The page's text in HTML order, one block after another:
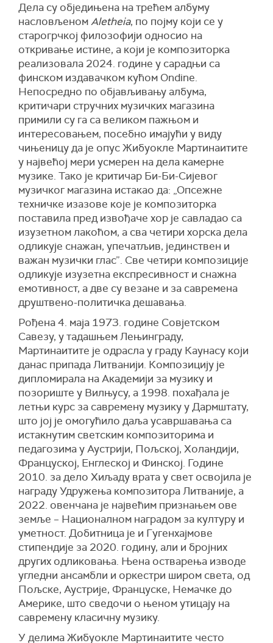
Дела су обједињена на трећем албуму
насловљеномAletheia, по појму који се у
старогрчкој филозофији односио на
откривање истине, а који је композиторка
реализовала 2024. године у сарадњи са
финском издавачком кућом Ondine.
Непосредно по објављивању албума,
критичари стручних музичких магазина
примили су га са великом пажњом и
интересовањем, посебно имајући у виду
чињеницу да је опус Жибуокле Мартинаитите
у највећој мери усмерен на дела камерне
музике. Тако је критичар Би-Би-Сијевог
музичког магазина истакао да: „Опсежне
техничке изазове које је композиторка
поставила пред извођаче хор је савладао са
изузетном лакоћом, а сва четири хорска дела
одликује снажан, упечатљив, јединствен и
важан музички глас”. Све четири композиције
одликује изузетна експресивност и снажна
емотивност, а две су везане и за савремена
друштвено-политичка дешавања.
Рођена 4. маја 1973. године Совјетском
Савезу, у тадашњем Лењинграду,
Мартинаитите је одрасла у граду Каунасу који
данас припада Литванији. Композицију је
дипломирала на Академији за музику и
позориште у Вилњусу, а 1998. похађала је
летњи курс за савремену музику у Дармштату,
што јој је омогућило даља усавршавања са
истакнутим светским композиторима и
педагозима у Аустрији, Пољској, Холандији,
Француској, Енглеској и Финској. Године
2010. за дело Хиљаду врата у свет освојила је
награду Удружења композитора Литваније, а
2022. овенчана је највећим признањем ове
земље – Националном наградом за културу и
уметност. Добитница је и Гугенхајмове
стипендије за 2020. годину, али и бројних
других одликовања. Њена остварења изводе
угледни ансамбли и оркестри широм света, од
Пољске, Аустрије, Француске, Немачке до
Америке, што сведочи о њеном утицају на
савремену класичну музику.
У делима Жибуокле Мартинаитите често